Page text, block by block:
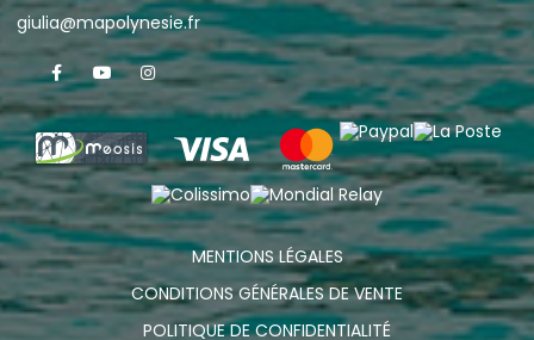
giulia@mapolynesie.fr
MENTIONS LÉGALES
CONDITIONS GÉNÉRALES DE VENTE
POLITIQUE DE CONFIDENTIALITÉ